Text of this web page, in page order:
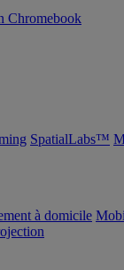
Chromebook
SpatialLabs™
à domicile